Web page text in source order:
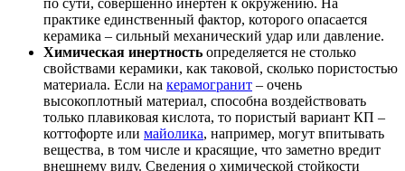
по сути, совершенно инертен к окружению. На
практике единственный фактор, которого опасается
керамика – сильный механический удар или давление.
Химическая инертность определяется не столько
свойствами керамики, как таковой, сколько пористостью
материала. Если на керамогранит – очень
высокоплотный материал, способна воздействовать
только плавиковая кислота, то пористый вариант КП –
коттофорте или майолика, например, могут впитывать
вещества, в том числе и красящие, что заметно вредит
внешнему виду. Сведения о химической стойкости